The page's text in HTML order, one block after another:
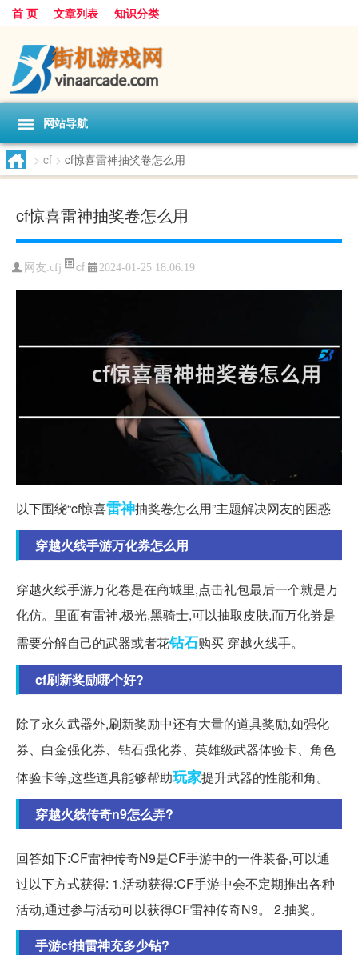
首 页 文章列表 知识分类
网站导航
> cf > cf惊喜雷神抽奖卷怎么用
cf惊喜雷神抽奖卷怎么用
网友:cfj cf 2024-01-25 18:06:19
以下围绕“cf惊喜雷神抽奖卷怎么用”主题解决网友的困惑
穿越火线手游万化券怎么用
穿越火线手游万化卷是在商城里,点击礼包最后一个就是万
化仿。里面有雷神,极光,黑骑士,可以抽取皮肤,而万化劵是
需要分解自己的武器或者花钻石购买 穿越火线手。
cf刷新奖励哪个好?
除了永久武器外,刷新奖励中还有大量的道具奖励,如强化
券、白金强化券、钻石强化券、英雄级武器体验卡、角色
体验卡等,这些道具能够帮助玩家提升武器的性能和角。
穿越火线传奇n9怎么弄?
回答如下:CF雷神传奇N9是CF手游中的一件装备,可以通
过以下方式获得: 1.活动获得:CF手游中会不定期推出各种
活动,通过参与活动可以获得CF雷神传奇N9。 2.抽奖。
手游cf抽雷神充多少钻?